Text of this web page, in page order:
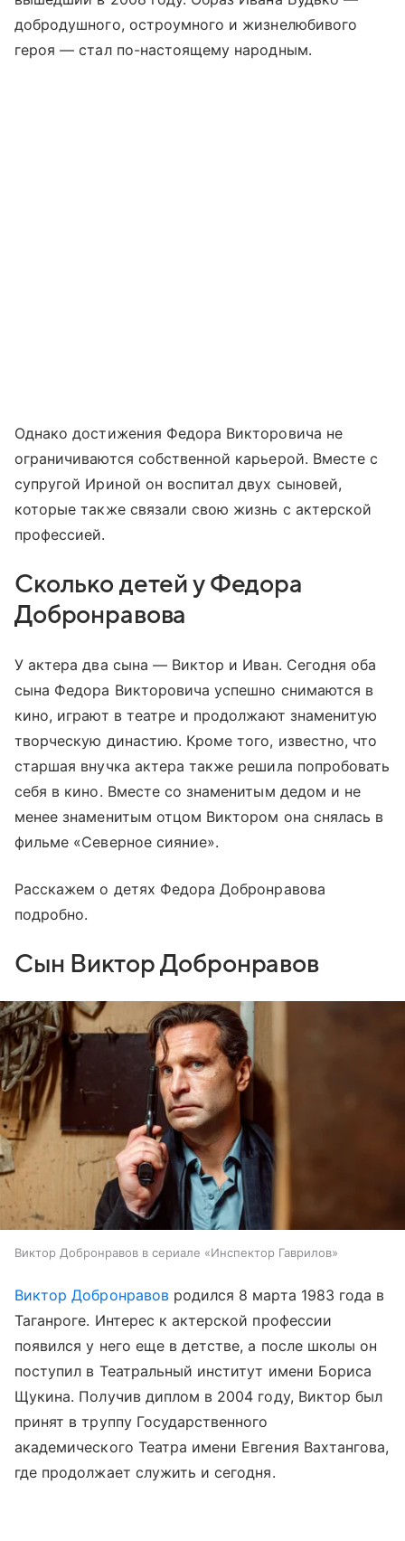
добродушного, остроумного и жизнелюбивого
героя — стал по-настоящему народным.
Однако достижения Федора Викторовича не
ограничиваются собственной карьерой. Вместе с
супругой Ириной он воспитал двух сыновей,
которые также связали свою жизнь с актерской
профессией.
Сколько детей у Федора
Добронравова
У актера два сына — Виктор и Иван. Сегодня оба
сына Федора Викторовича успешно снимаются в
кино, играют в театре и продолжают знаменитую
творческую династию. Кроме того, известно, что
старшая внучка актера также решила попробовать
себя в кино. Вместе со знаменитым дедом и не
менее знаменитым отцом Виктором она снялась в
фильме «Северное сияние».
Расскажем о детях Федора Добронравова
подробно.
Сын Виктор Добронравов
Виктор Добронравов в сериале «Инспектор Гаврилов»
Виктор Добронравовродился 8 марта 1983 года в
Таганроге. Интерес к актерской профессии
появился у него еще в детстве, а после школы он
поступил в Театральный институт имени Бориса
Щукина. Получив диплом в 2004 году, Виктор был
принят в труппу Государственного
академического Театра имени Евгения Вахтангова,
где продолжает служить и сегодня.